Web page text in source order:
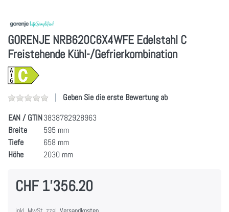
GORENJE NRB620C6X4WFE Edelstahl C
Freistehende Kühl-/Gefrierkombination
Geben Sie die erste Bewertung ab
EAN / GTIN3838782928963
Breite
595 mm
Tiefe
658 mm
Höhe
2030 mm
CHF 1'356.20